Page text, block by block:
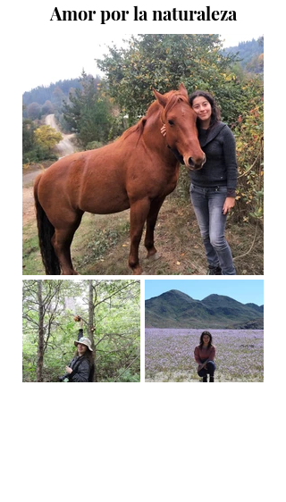
Amor por la naturaleza